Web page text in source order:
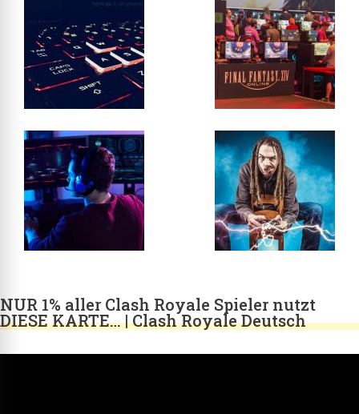
NUR 1% aller Clash Royale Spieler nutzt
DIESE KARTE… | Clash Royale Deutsch